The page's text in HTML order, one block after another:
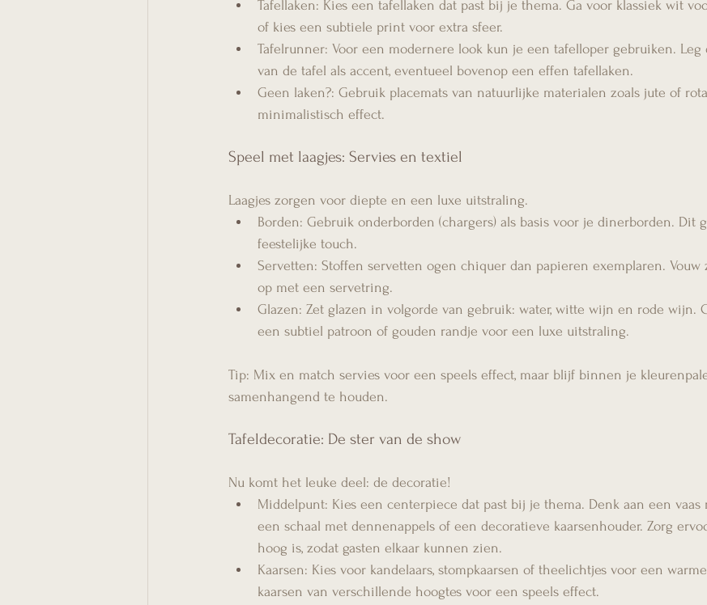
Tafellaken: Kies een tafellaken dat past bij je thema. Ga voor klassiek wit
of kies een subtiele print voor extra sfeer.
Tafelrunner: Voor een modernere look kun je een tafelloper gebruiken.
van de tafel als accent, eventueel bovenop een effen tafellaken.
Geen laken?: Gebruik placemats van natuurlijke materialen zoals jute of
minimalistisch effect.
Speel met laagjes: Servies en textiel
Laagjes zorgen voor diepte en een luxe uitstraling.
Borden: Gebruik onderborden (chargers) als basis voor je dinerborden. Dit
feestelijke touch.
Servetten: Stoffen servetten ogen chiquer dan papieren exemplaren.
op met een servetring.
Glazen: Zet glazen in volgorde van gebruik: water, witte wijn en rode wijn.
een subtiel patroon of gouden randje voor een luxe uitstraling.
Tip: Mix en match servies voor een speels effect, maar blijf binnen je
samenhangend te houden.
Tafeldecoratie: De ster van de show
Nu komt het leuke deel: de decoratie!
Middelpunt: Kies een centerpiece dat past bij je thema. Denk aan een vaas
een schaal met dennenappels of een decoratieve kaarsenhouder. Zorg
hoog is, zodat gasten elkaar kunnen zien.
Kaarsen: Kies voor kandelaars, stompkaarsen of theelichtjes voor een
kaarsen van verschillende hoogtes voor een speels effect.